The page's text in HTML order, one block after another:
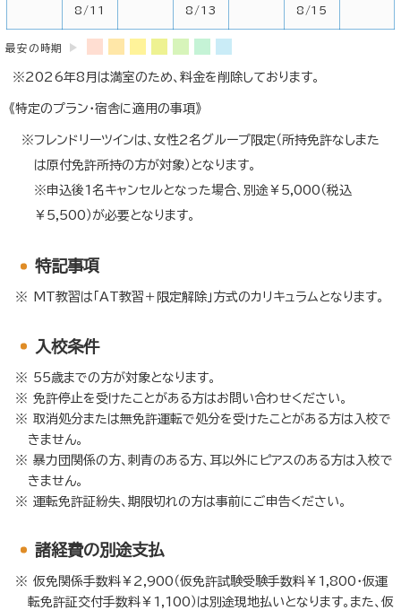
8/11 8/13 8/15
最安の時期
2026年8月は満室のため、料金を削除しております。
《特定のプラン・宿舎に適用の事項》
フレンドリーツインは、女性2名グループ限定（所持免許なしまた
は原付免許所持の方が対象）となります。
※申込後1名キャンセルとなった場合、別途￥5,000（税込
￥5,500）が必要となります。
特記事項
MT教習は「AT教習＋限定解除」方式のカリキュラムとなります。
入校条件
55歳までの方が対象となります。
免許停止を受けたことがある方はお問い合わせください。
取消処分または無免許運転で処分を受けたことがある方は入校で
きません。
暴力団関係の方、刺青のある方、耳以外にピアスのある方は入校で
きません。
運転免許証紛失、期限切れの方は事前にご申告ください。
諸経費の別途支払
仮免関係手数料￥2,900（仮免許試験受験手数料￥1,800・仮運
転免許証交付手数料￥1,100）は別途現地払いとなります。また、仮